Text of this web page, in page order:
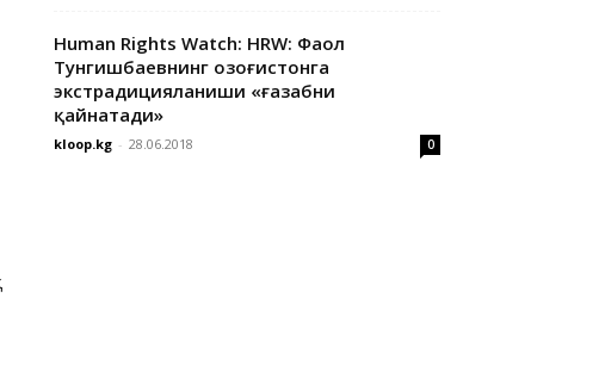
Human Rights Watch: HRW: Фаол
Тунгишбаевнинг Қозоғистонга
экстрадицияланиши «ғазабни
қайнатади»
kloop.kg - 28.06.2018 0